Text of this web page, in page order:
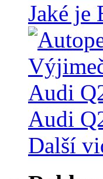
Jaké je
Audi
Další